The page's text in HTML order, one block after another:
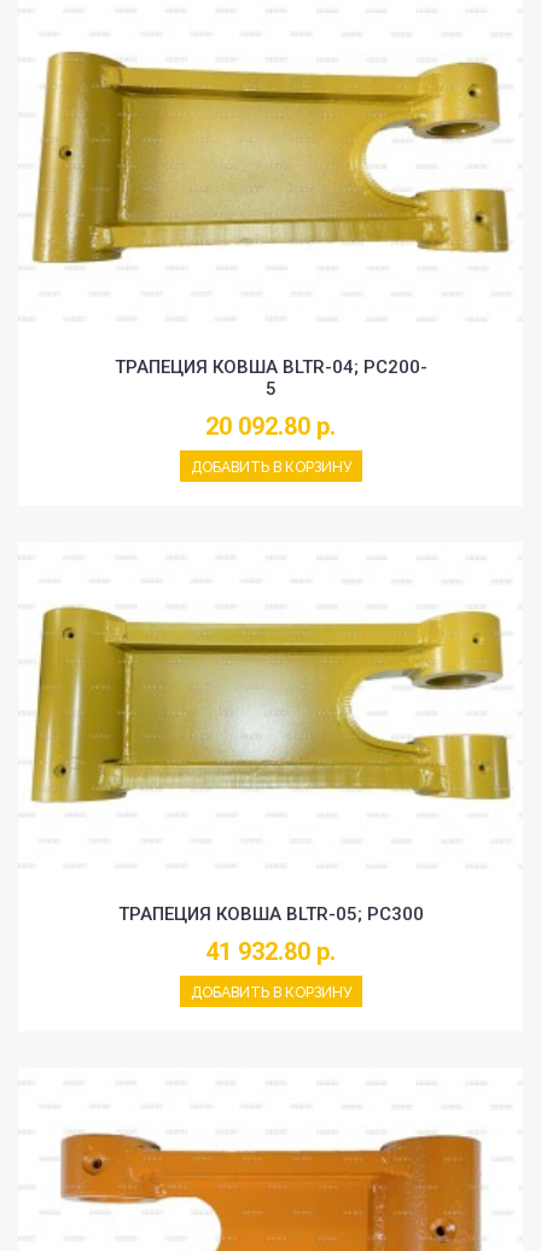
ТРАПЕЦИЯ КОВША BLTR-04; PC200-
5
20 092.80 р.
ДОБАВИТЬ В КОРЗИНУ
ТРАПЕЦИЯ КОВША BLTR-05; PC300
41 932.80 р.
ДОБАВИТЬ В КОРЗИНУ